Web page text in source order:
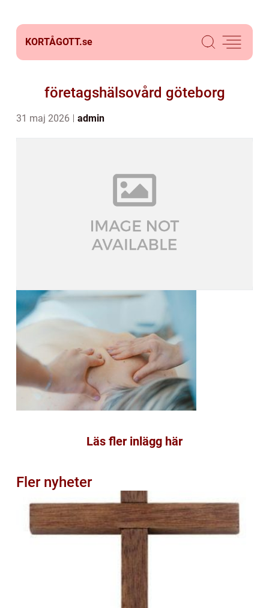
KORTÅGOTT.se
företagshälsovård göteborg
31 maj 2026 admin
Läs fler inlägg här
Fler nyheter